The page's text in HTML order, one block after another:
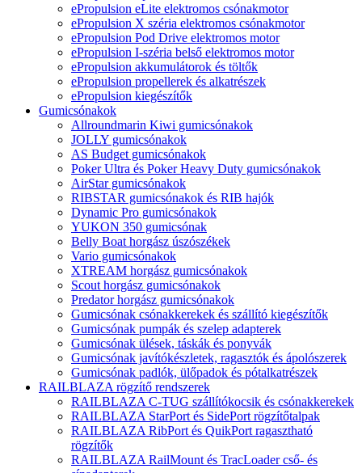
ePropulsion eLite elektromos csónakmotor
ePropulsion X széria elektromos csónakmotor
ePropulsion Pod Drive elektromos motor
ePropulsion I-széria belső elektromos motor
ePropulsion akkumulátorok és töltők
ePropulsion propellerek és alkatrészek
ePropulsion kiegészítők
Gumicsónakok
Allroundmarin Kiwi gumicsónakok
JOLLY gumicsónakok
AS Budget gumicsónakok
Poker Ultra és Poker Heavy Duty gumicsónakok
AirStar gumicsónakok
RIBSTAR gumicsónakok és RIB hajók
Dynamic Pro gumicsónakok
YUKON 350 gumicsónak
Belly Boat horgász úszószékek
Vario gumicsónakok
XTREAM horgász gumicsónakok
Scout horgász gumicsónakok
Predator horgász gumicsónakok
Gumicsónak csónakkerekek és szállító kiegészítők
Gumicsónak pumpák és szelep adapterek
Gumicsónak ülések, táskák és ponyvák
Gumicsónak javítókészletek, ragasztók és ápolószerek
Gumicsónak padlók, ülőpadok és pótalkatrészek
RAILBLAZA rögzítő rendszerek
RAILBLAZA C-TUG szállítókocsik és csónakkerekek
RAILBLAZA StarPort és SidePort rögzítőtalpak
RAILBLAZA RibPort és QuikPort ragasztható
rögzítők
RAILBLAZA RailMount és TracLoader cső- és